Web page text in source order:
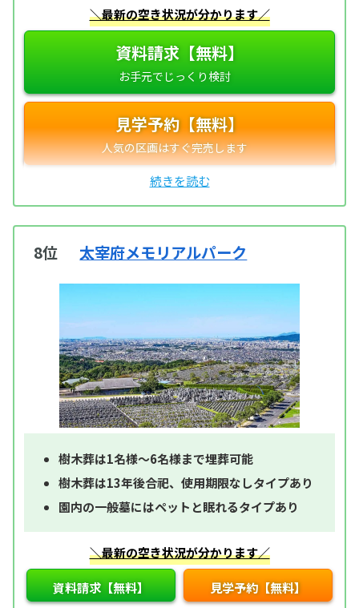
＼最新の空き状況が分かります／
資料請求【無料】
見学予約【無料】
8位 太宰府メモリアルパーク
樹木葬は1名様～6名様まで埋葬可能
樹木葬は13年後合祀、使用期限なしタイプあり
園内の一般墓にはペットと眠れるタイプあり
＼最新の空き状況が分かります／
資料請求【無料】 見学予約【無料】